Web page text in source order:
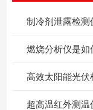
燃烧分析仪是如
高效太阳能光伏
超高温红外测温